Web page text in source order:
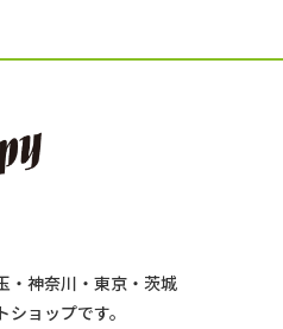
・神奈川・東京・茨城
ョップです。